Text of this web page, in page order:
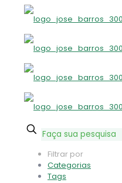
Filtrar por
Categorias
Tags